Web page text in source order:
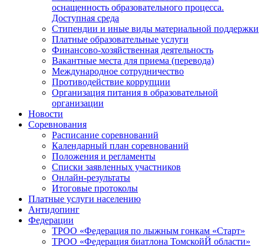
оснащенность образовательного процесса.
Доступная среда
Стипендии и иные виды материальной поддержки
Платные образовательные услуги
Финансово-хозяйственная деятельность
Вакантные места для приема (перевода)
Международное сотрудничество
Противодействие коррупции
Организация питания в образовательной
организации
Новости
Соревнования
Расписание соревнований
Календарный план соревнований
Положения и регламенты
Списки заявленных участников
Онлайн-результаты
Итоговые протоколы
Платные услуги населению
Антидопинг
Федерации
ТРОО «Федерация по лыжным гонкам «Старт»
ТРОО «Федерация биатлона ТомскойЙ области»